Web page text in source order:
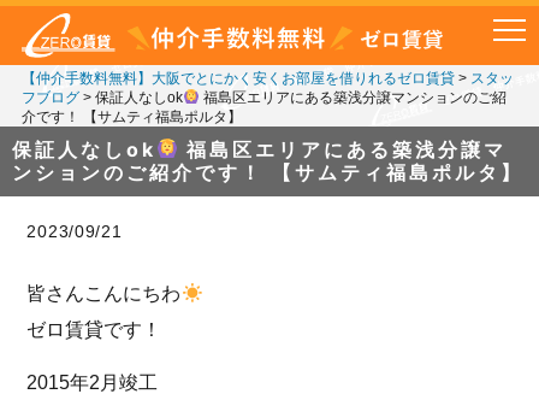
【仲介手数料無料】大阪でとにかく安くお部屋を借りれるゼロ賃貸> スタッ
フブログ> 保証人なしok
福島区エリアにある築浅分譲マンションのご紹
介です！ 【サムティ福島ポルタ】
保証人なしok
福島区エリアにある築浅分譲マ
ンションのご紹介です！ 【サムティ福島ポルタ】
2023/09/21
皆さんこんにちわ
ゼロ賃貸です！
2015年2月竣工